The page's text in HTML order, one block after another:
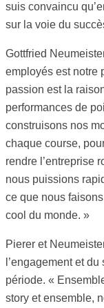
suis convaincu
sur la voie du
Gottfried
employés est notre
passion est la
performances de
construisons nos
chaque course,
rendre l’entreprise
nous puissions
ce que nous
cool du monde. »
Pierer et
l’engagement et
période. «
story et ensemble,